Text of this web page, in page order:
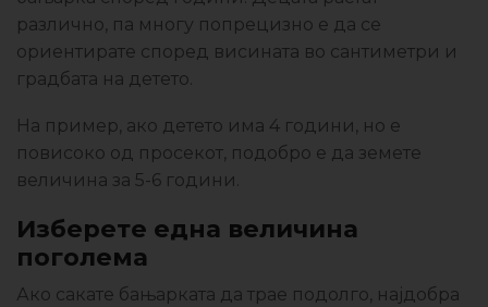
различно, па многу попрецизно е да се
ориентирате според висината во сантиметри и
градбата на детето.
На пример, ако детето има 4 години, но е
повисоко од просекот, подобро е да земете
величина за 5-6 години.
Изберете една величина
поголема
Ако сакате бањарката да трае подолго, најдобра